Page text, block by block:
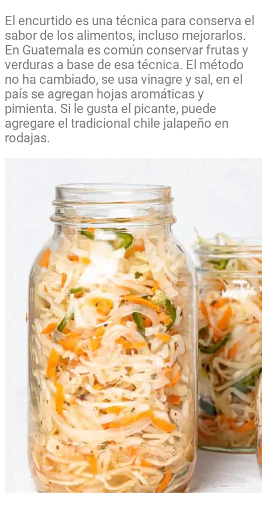
El encurtido es una técnica para conserva el
sabor de los alimentos, incluso mejorarlos.
En Guatemala es común conservar frutas y
verduras a base de esa técnica. El método
no ha cambiado, se usa vinagre y sal, en el
país se agregan hojas aromáticas y
pimienta. Si le gusta el picante, puede
agregare el tradicional chile jalapeño en
rodajas.